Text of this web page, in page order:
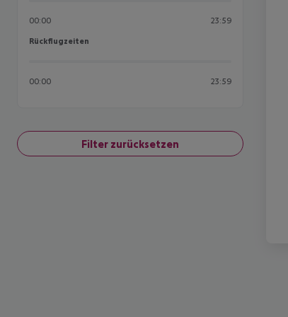
00:00 23:59
Rückflugzeiten
Rückflugzeiten
00:00 23:59
Filter zurücksetzen